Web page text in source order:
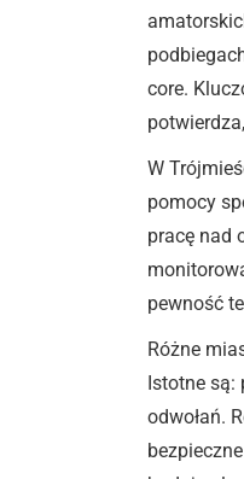
core.
W
pomocy
pracę nad
pewność
Różne
Istotne są:
odwołań.